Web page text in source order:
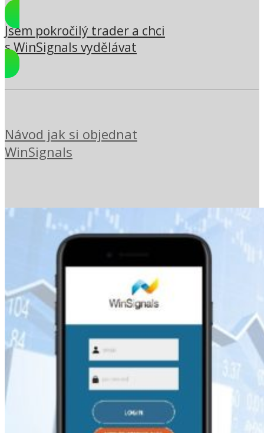
Jsem pokročilý trader a chci
s WinSignals vydělávat
Návod jak si objednat
WinSignals